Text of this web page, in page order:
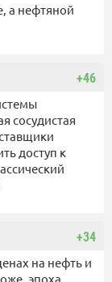
а нефтяной
+46
сосудистая
доступ к
+34
на нефть и
эпоха,